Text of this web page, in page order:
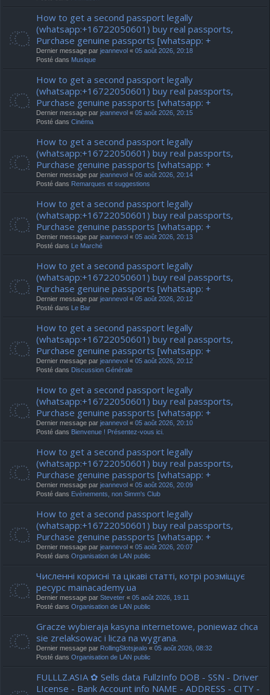
How to get a second passport legally
(whatsapp:+16722050601) buy real passports,
Purchase genuine passports [whatsapp: +
Dernier message par jeannevol « 05 août 2026, 20:18
Posté dans Musique
How to get a second passport legally
(whatsapp:+16722050601) buy real passports,
Purchase genuine passports [whatsapp: +
Dernier message par jeannevol « 05 août 2026, 20:15
Posté dans Cinéma
How to get a second passport legally
(whatsapp:+16722050601) buy real passports,
Purchase genuine passports [whatsapp: +
Dernier message par jeannevol « 05 août 2026, 20:14
Posté dans Remarques et suggestions
How to get a second passport legally
(whatsapp:+16722050601) buy real passports,
Purchase genuine passports [whatsapp: +
Dernier message par jeannevol « 05 août 2026, 20:13
Posté dans
Le Marché
How to get a second passport legally
(whatsapp:+16722050601) buy real passports,
Purchase genuine passports [whatsapp: +
Dernier message par jeannevol « 05 août 2026, 20:12
Posté dans
Le Bar
How to get a second passport legally
(whatsapp:+16722050601) buy real passports,
Purchase genuine passports [whatsapp: +
Dernier message par jeannevol « 05 août 2026, 20:12
Posté dans Discussion Générale
How to get a second passport legally
(whatsapp:+16722050601) buy real passports,
Purchase genuine passports [whatsapp: +
Dernier message par jeannevol « 05 août 2026, 20:10
Posté dans Bienvenue ! Présentez-vous ici.
How to get a second passport legally
(whatsapp:+16722050601) buy real passports,
Purchase genuine passports [whatsapp: +
Dernier message par jeannevol « 05 août 2026, 20:09
Posté dans Evènements, non Simm's Club
How to get a second passport legally
(whatsapp:+16722050601) buy real passports,
Purchase genuine passports [whatsapp: +
Dernier message par jeannevol « 05 août 2026, 20:07
Posté dans Organisation de LAN public
Численні корисні та цікаві статті, котрі розміщує
ресурс mainacademy.ua
Dernier message par Steveter « 05 août 2026, 19:11
Posté dans Organisation de LAN public
Gracze wybieraja kasyna internetowe, poniewaz chca
sie zrelaksowac i licza na wygrana.
Dernier message par RollingSlotsjealo « 05 août 2026, 08:32
Posté dans Organisation de LAN public
FULLLZ.ASIA ✿ Sells data FullzInfo DOB - SSN - Driver
LIcense - Bank Account info NAME - ADDRESS - CITY -